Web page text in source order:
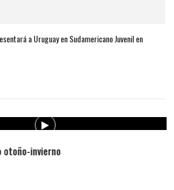
a Uruguay en Sudamericano Juvenil en
otoño-invierno